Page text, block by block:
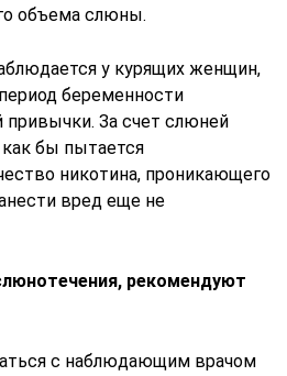
объема слюны.
у курящих женщин,
беременности
привычки. За счет слюней
бы пытается
никотина, проникающего
вред еще не
рекомендуют
с наблюдающим врачом